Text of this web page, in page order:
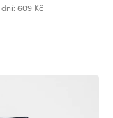
609 Kč